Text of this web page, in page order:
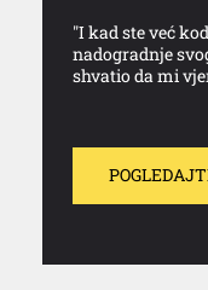
"I kad ste već
nadogradnje
shvatio da mi